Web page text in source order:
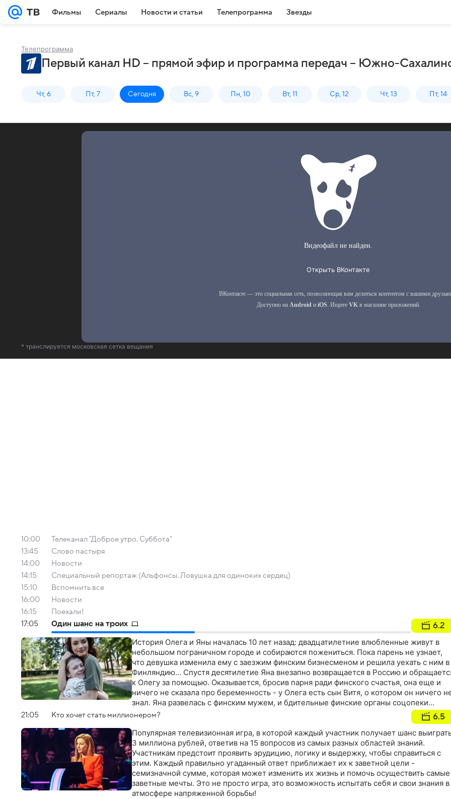
Фильмы Сериалы Новости и статьи Телепрограмма Звезды
Телепрограмма
Первый канал HD – прямой эфир и программа передач – Южно-
Чт, 6 Пт, 7 Сегодня Вс, 9 Пн, 10 Вт, 11 Ср, 12 Чт, 13 Пт, 14
* транслируется московская сетка вещания
10:00
Телеканал "Доброе утро. Суббота"
13:45
Слово пастыря
14:00
Новости
14:15
Специальный репортаж (Альфонсы. Ловушка для одиноких сердец)
15:10
Вспомнить все
16:00
Новости
16:15
Поехали!
17:05
Один шанс на троих 6.2
История Олега и Яны началась 10 лет назад: двадцатилетние влюбленные живут в
небольшом пограничном городе и собираются пожениться. Пока парень не узнает,
что девушка изменила ему с заезжим финским бизнесменом и решила уехать с ним в
Финляндию… Спустя десятилетие Яна внезапно возвращается в Россию и
к Олегу за помощью. Оказывается, бросив парня ради финского счастья, она еще и
ничего не сказала про беременность - у Олега есть сын Витя, о котором он ничего
знал. Яна развелась с финским мужем, и бдительные финские органы соцопеки
отобрали мальчика и передали его в приемную семью. Сначала родители Вити идут
легальным путем: обращаются в суд и хотят доказать отцовство Олега и забрать
ребенка, но в суде все идет не по плану
21:05 Кто хочет стать миллионером? 6.5
Популярная телевизионная игра, в которой каждый участник получает шанс
3 миллиона рублей, ответив на 15 вопросов из самых разных областей знаний.
Участникам предстоит проявить эрудицию, логику и выдержку, чтобы справиться с
этим. Каждый правильно угаданный ответ приближает их к заветной цели -
семизначной сумме, которая может изменить их жизнь и помочь осуществить самые
заветные мечты. Это не просто игра, это возможность испытать себя и свои знания в
атмосфере напряженной борьбы!